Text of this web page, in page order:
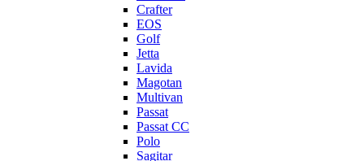
Crafter
EOS
Golf
Jetta
Lavida
Magotan
Multivan
Passat
Passat CC
Polo
Sagitar